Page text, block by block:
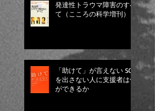
発達性トラウマ障害のすべ
て（こころの科学増刊）
「助けて」が言えない SOS
を出さない人に支援者は何
ができるか